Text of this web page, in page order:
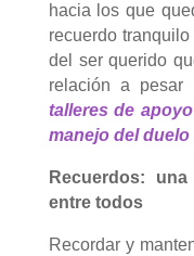
hacia los que
recuerdo
del ser querido
relación a pesar
talleres de
manejo del
Recuerdos:
entre todos
Recordar y